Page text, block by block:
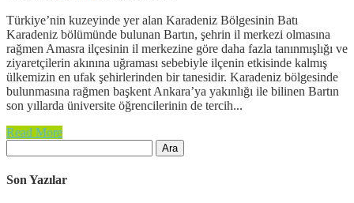
Türkiye’nin kuzeyinde yer alan Karadeniz Bölgesinin Batı
Karadeniz bölümünde bulunan Bartın, şehrin il merkezi olmasına
rağmen Amasra ilçesinin il merkezine göre daha fazla tanınmışlığı ve
ziyaretçilerin akınına uğraması sebebiyle ilçenin etkisinde kalmış
ülkemizin en ufak şehirlerinden bir tanesidir. Karadeniz bölgesinde
bulunmasına rağmen başkent Ankara’ya yakınlığı ile bilinen Bartın
son yıllarda üniversite öğrencilerinin de tercih...
Read More
Son Yazılar